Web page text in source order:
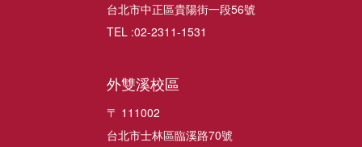
台北市中正區貴陽街一段56號
TEL :02-2311-1531
外雙溪校區
〒 111002
台北市士林區臨溪路70號